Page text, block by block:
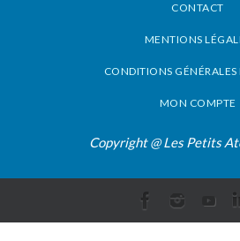
CONTACT
MENTIONS
CONDITIONS GÉNÉRALES
MON COMPTE
Copyright @ Les Petits